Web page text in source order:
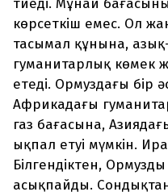
тиеді. Мұнай
көрсеткіш емес. Ол
тасымал құнына,
гуманитарлық көмек
етеді. Ормуздағы бір
Африкадағы
газ бағасына,
ықпал етуі мүмкін.
Білгендіктен,
асықпайды.